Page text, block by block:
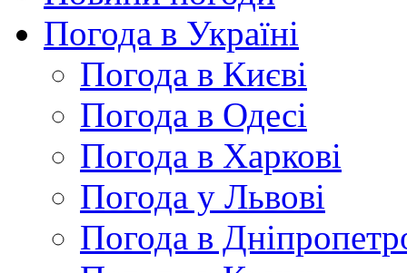
Погода в Україні
Погода в Києві
Погода в Одесі
Погода в Харкові
Погода у Львові
Погода в